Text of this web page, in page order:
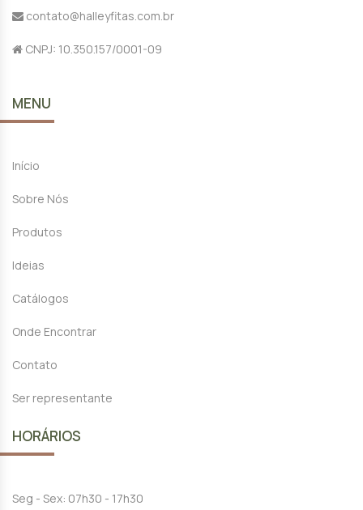
contato@halleyfitas.com.br
CNPJ: 10.350.157/0001-09
MENU
Início
Sobre Nós
Produtos
Ideias
Catálogos
Onde Encontrar
Contato
Ser representante
HORÁRIOS
Seg - Sex: 07h30 - 17h30